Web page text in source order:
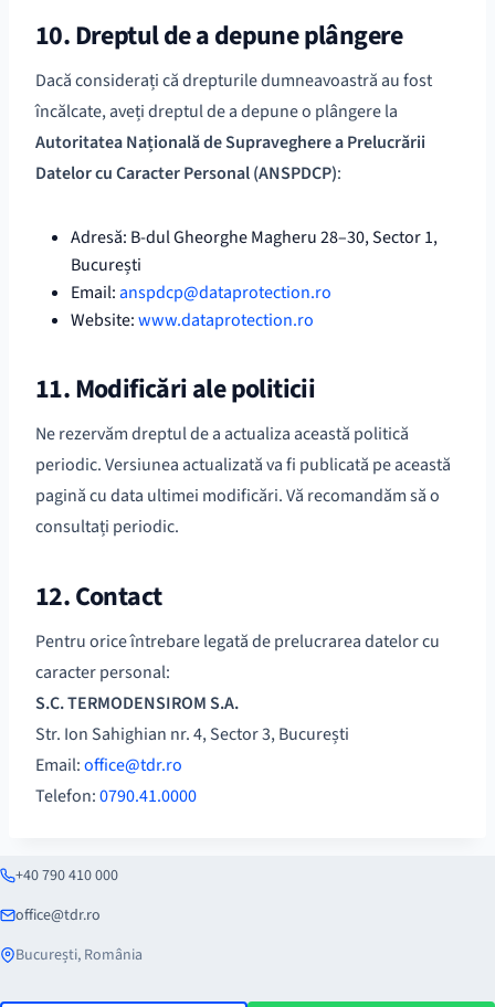
10. Dreptul de a depune plângere
Dacă considerați că drepturile dumneavoastră au fost
încălcate, aveți dreptul de a depune o plângere la
Autoritatea Națională de Supraveghere a Prelucrării
Datelor cu Caracter Personal (ANSPDCP):
Adresă: B-dul Gheorghe Magheru 28–30, Sector 1,
București
Email:anspdcp@dataprotection.ro
Website:www.dataprotection.ro
11. Modificări ale politicii
Ne rezervăm dreptul de a actualiza această politică
periodic. Versiunea actualizată va fi publicată pe această
pagină cu data ultimei modificări. Vă recomandăm să o
consultați periodic.
12. Contact
Pentru orice întrebare legată de prelucrarea datelor cu
caracter personal:
S.C. TERMODENSIROM S.A.
Str. Ion Sahighian nr. 4, Sector 3, București
Email:office@tdr.ro
Telefon:0790.41.0000
+40 790 410 000
office@tdr.ro
București, România